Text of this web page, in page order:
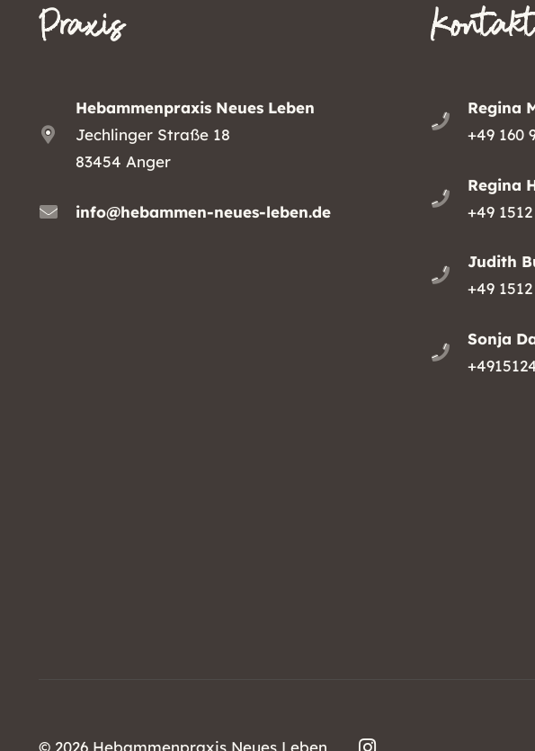
Praxis
Hebammenpraxis Neues Leben
Jechlinger Straße 18
83454 Anger
info@hebammen-neues-leben.de
Regina
+49 160
Regina
+49
Judith
+49
Sonja
© 2026 Hebammenpraxis Neues Leben